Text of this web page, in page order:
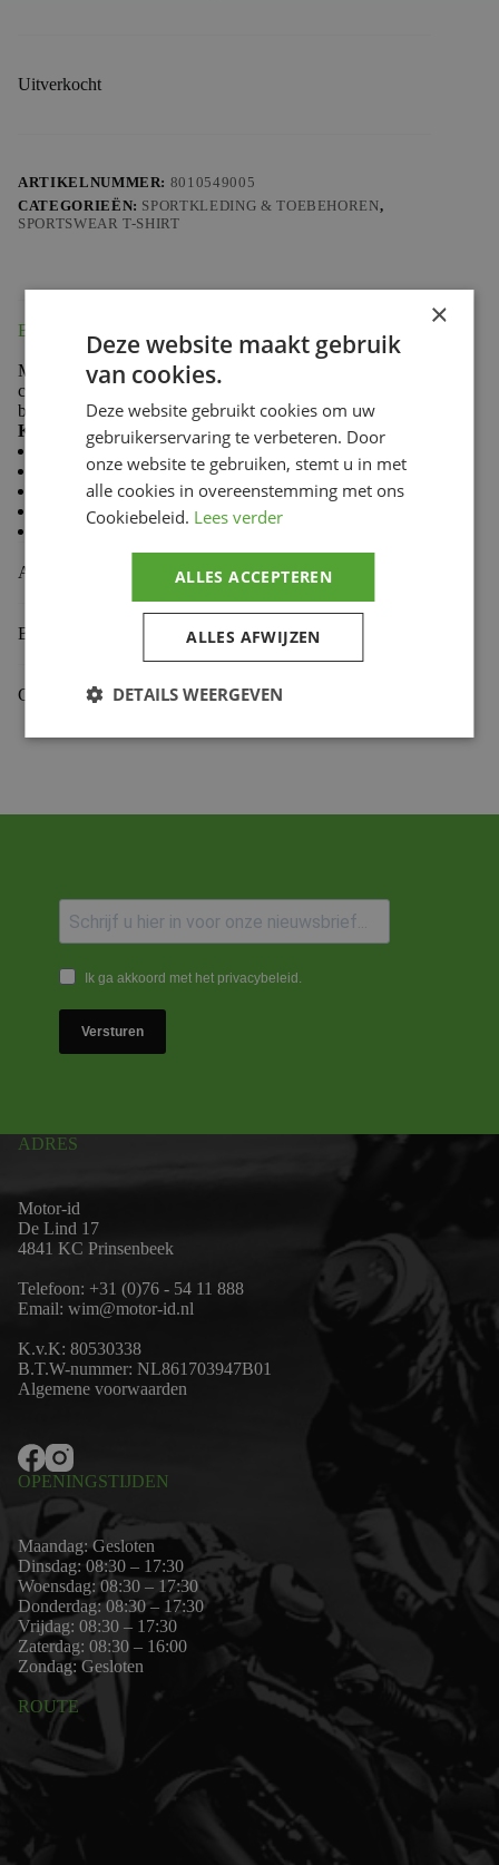
Uitverkocht
ARTIKELNUMMER: 8010549005
CATEGORIEËN: SPORTKLEDING & TOEBEHOREN,
SPORTSWEAR T-SHIRT
Beschrijving
Made from 100% cotton, Troy Lee Designs T-shirts
combine softness and durability to keep you comfortable
both on the trails and in the paddock.
Key features:
Casual style
Comfortable and durable fabric
Premium fit
Classic crew neck
Aanvullende informatie
Beoordelingen (0)
Gekoppelde Motoren
Ik ga akkoord met het privacybeleid.
Versturen
ADRES
Motor-id
De Lind 17
4841 KC Prinsenbeek
Telefoon: +31 (0)76 - 54 11 888
Email: wim@motor-id.nl
K.v.K: 80530338
B.T.W-nummer: NL861703947B01
Algemene voorwaarden
OPENINGSTIJDEN
Maandag: Gesloten
Dinsdag: 08:30 – 17:30
Woensdag: 08:30 – 17:30
Donderdag: 08:30 – 17:30
Vrijdag: 08:30 – 17:30
Zaterdag: 08:30 – 16:00
Zondag: Gesloten
ROUTE
×
Deze website maakt gebruik
van cookies.
Deze website gebruikt cookies om uw
gebruikerservaring te verbeteren. Door
onze website te gebruiken, stemt u in met
alle cookies in overeenstemming met ons
Cookiebeleid. Lees verder
ALLES ACCEPTEREN
ALLES AFWIJZEN
DETAILS WEERGEVEN